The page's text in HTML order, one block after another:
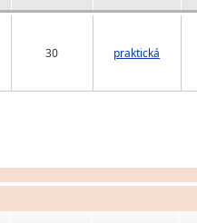
30 praktická